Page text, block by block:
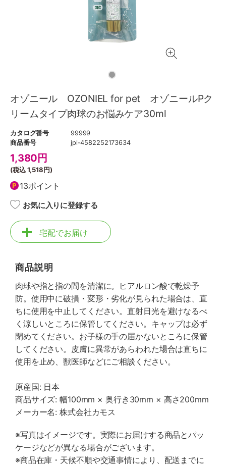
オゾニール OZONIEL for pet オゾニールPク
リームタイプ肉球のお悩みケア30ml
カタログ番号
99999
商品番号
jpl-4582252173634
1,380 円
(税込1,518円)
13ポイント
お気に入りに登録する
宅配でお届け
商品説明
肉球や指と指の間を清潔に。ヒアルロン酸で乾燥予
防。使用中に破損・変形・劣化が見られた場合は、直
ちに使用を中止してください。直射日光を避けなるべ
く涼しいところに保管してください。キャップは必ず
閉めてください。お子様の手の届かないところに保管
してください。皮膚に異常があらわれた場合は直ちに
使用を止め、獣医師などにご相談ください。
原産国: 日本
商品サイズ: 幅100mm × 奥行き30mm × 高さ200mm
メーカー名: 株式会社カモス
※写真はイメージです。実際にお届けする商品とパッ
ケージなどが異なる場合がございます。
※商品在庫・天候不順や交通事情により、配送までに